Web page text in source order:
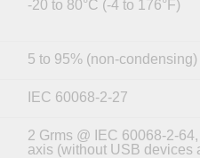
-20 to 80°C (-4 to 176°F)
5 to 95% (non-condensing)
IEC 60068-2-27
2 Grms @ IEC 60068-2-
axis (without USB devices